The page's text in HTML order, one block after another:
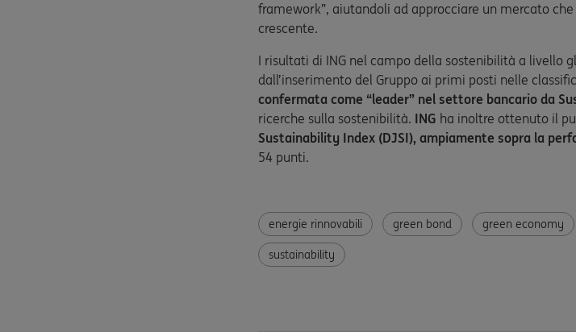
framework”, aiutandoli ad approcciare un mercato
crescente.
I risultati di ING nel campo della sostenibilità a livello
dall’inserimento del Gruppo ai primi posti nelle
confermata come “leader” nel settore bancario da
ricerche sulla sostenibilità. ING ha inoltre ottenuto il
Sustainability Index (DJSI), ampiamente sopra la
54 punti.
energie rinnovabili green bond green economy
sustainability